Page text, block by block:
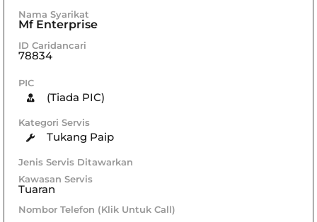
Nama Syarikat
Mf Enterprise
ID Caridancari
78834
PIC
(Tiada PIC)
Kategori Servis
Tukang Paip
Jenis Servis Ditawarkan
Kawasan Servis
Tuaran
Nombor Telefon (Klik Untuk Call)